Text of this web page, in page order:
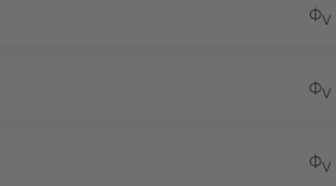
ΦV
ΦV
ΦV